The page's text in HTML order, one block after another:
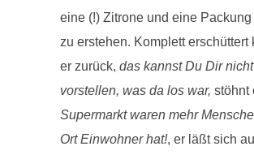
eine (!) Zitrone und eine
zu erstehen. Komplett erschüttert
er zurück, das kannst Du Dir nicht
vorstellen, was da los war, stöhnt
Supermarkt waren mehr
Ort Einwohner hat!, er läßt sich